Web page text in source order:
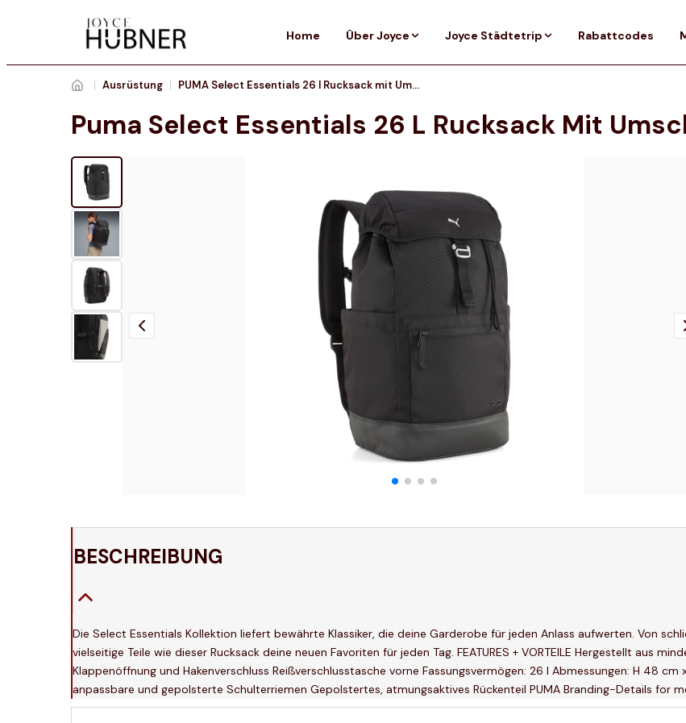
Home Über Joyce Joyce Städtetrip Rabattcodes
| Ausrüstung | PUMA Select Essentials 26 l Rucksack mit Umschlagklappe, Accessoires
Puma Select Essentials 26 L Rucksack Mit
BESCHREIBUNG
Die Select Essentials Kollektion liefert bewährte Klassiker, die deine Garderobe für jeden Anlass aufwerten. Von
vielseitige Teile wie dieser Rucksack deine neuen Favoriten für jeden Tag. FEATURES + VORTEILE Hergestellt aus
Klappenöffnung und Hakenverschluss Reißverschlusstasche vorne Fassungsvermögen: 26 l Abmessungen: H 48
anpassbare und gepolsterte Schulterriemen Gepolstertes, atmungsaktives Rückenteil PUMA Branding-Details for